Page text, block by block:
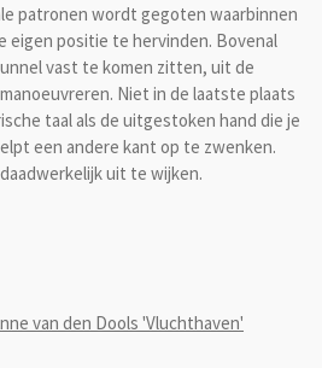
patronen wordt gegoten waarbinnen
eigen positie te hervinden. Bovenal
vast te komen zitten, uit de
Niet in de laatste plaats
taal als de uitgestoken hand die je
een andere kant op te zwenken.
uit te wijken.
van den Dools 'Vluchthaven'